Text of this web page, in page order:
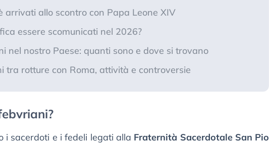
arrivati allo scontro con Papa Leone XIV
essere scomunicati nel 2026?
nel nostro Paese: quanti sono e dove si trovano
tra rotture con Roma, attività e controversie
i sacerdoti e i fedeli legati alla Fraternità Sacerdotale San Pio